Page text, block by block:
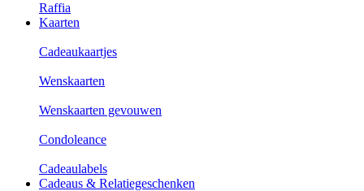
Raffia
Kaarten
Cadeaukaartjes
Wenskaarten
Wenskaarten gevouwen
Condoleance
Cadeaulabels
Cadeaus & Relatiegeschenken